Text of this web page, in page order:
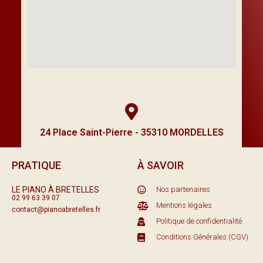
24 Place Saint-Pierre - 35310 MORDELLES
PRATIQUE
LE PIANO À BRETELLES
02 99 63 39 07
contact@pianoabretelles.fr
À SAVOIR
Nos partenaires
Mentions légales
Politique de confidentialité
Conditions Générales (CGV)